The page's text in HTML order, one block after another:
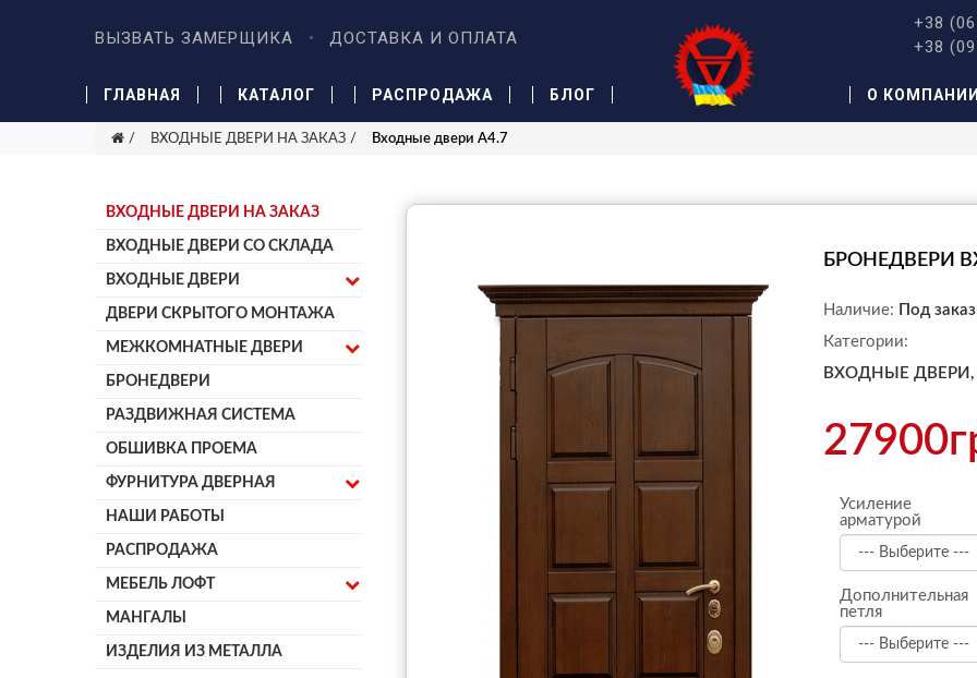
ВЫЗВАТЬ ЗАМЕРЩИКА ДОСТАВКА И ОПЛАТА
+38
+38
ГЛАВНАЯ КАТАЛОГ РАСПРОДАЖА БЛОГ О
ВХОДНЫЕ ДВЕРИ НА ЗАКАЗ Входные двери А4.7
ВХОДНЫЕ ДВЕРИ НА ЗАКАЗ
ВХОДНЫЕ ДВЕРИ СО СКЛАДА
ВХОДНЫЕ ДВЕРИ
ДВЕРИ СКРЫТОГО МОНТАЖА
МЕЖКОМНАТНЫЕ ДВЕРИ
БРОНЕДВЕРИ
РАЗДВИЖНАЯ СИСТЕМА
ОБШИВКА ПРОЕМА
ФУРНИТУРА ДВЕРНАЯ
НАШИ РАБОТЫ
РАСПРОДАЖА
МЕБЕЛЬ ЛОФТ
МАНГАЛЫ
ИЗДЕЛИЯ ИЗ МЕТАЛЛА
БРОНЕДВЕРИ
Наличие: Под заказ
Категории:
ВХОДНЫЕ ДВЕРИ,
Усиление
арматурой
Дополнительная
петля